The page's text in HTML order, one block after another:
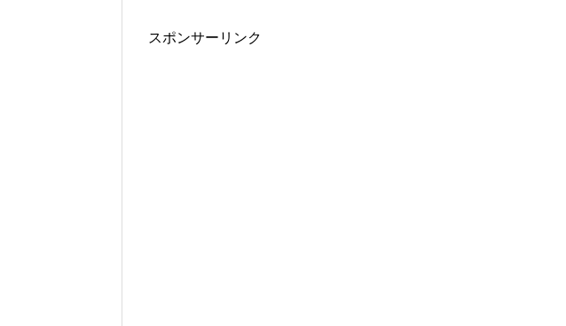
スポンサーリンク